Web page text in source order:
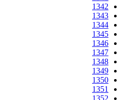
1342
1343
1344
1345
1346
1347
1348
1349
1350
1351
1352